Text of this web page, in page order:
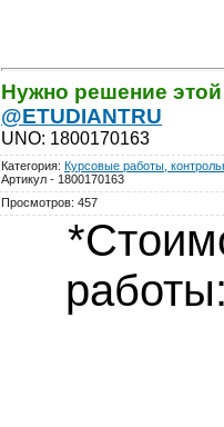
Нужно решение
@ETUDIANTRU
UNO: 1800170163
Категория: Курсовые работы,
Артикул - 1800170163
Просмотров: 457